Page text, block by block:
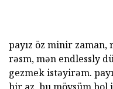
payız öz minir
rəsm, mən endlessly
gezmek istəyirəm.